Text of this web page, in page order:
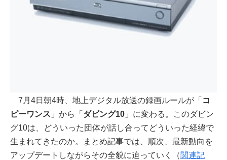
7月4日朝4時、地上デジタル放送の録画ルールが「 コ
ピーワンス 」から「 ダビング10 」に変わる。このダビン
グ10は、どういった団体が話し合ってどういった経緯で
生まれてきたのか。まとめ記事では、順次、最新動向を
アップデートしながらその全貌に迫っていく（関連記